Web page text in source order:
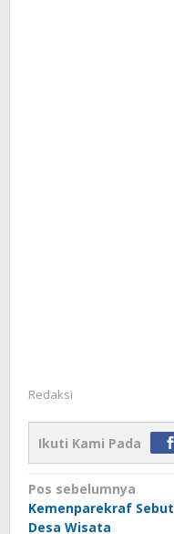
Redaksi
Ikuti Kami Pada
Navigasi
pos
Pos sebelumnya
Kemenparekraf Sebut
Desa Wisata